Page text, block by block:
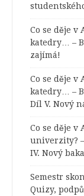
Co se děje v
katedry… –
zajímá!
Co se děje v
katedry… –
Díl V. Nový
Co se děje v
univerzity?
IV. Nový
Semestr
Quizy,